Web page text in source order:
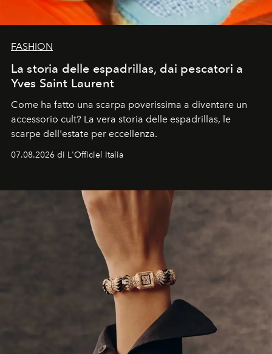
FASHION
La storia delle espadrillas, dai pescatori a
Yves Saint Laurent
Come ha fatto una scarpa poverissima a diventare un
accessorio cult? La vera storia delle espadrillas, le
scarpe dell'estate per eccellenza.
07.08.2026 di L'Officiel Italia